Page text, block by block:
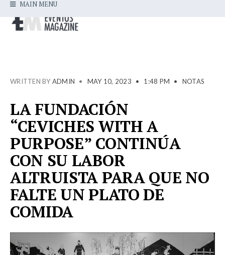
MAIN MENU
WRITTEN BY ADMIN • MAY 10, 2023 • 1:48 PM • NOTAS
LA FUNDACIÓN
“CEVICHES WITH A
PURPOSE” CONTINÚA
CON SU LABOR
ALTRUISTA PARA QUE NO
FALTE UN PLATO DE
COMIDA